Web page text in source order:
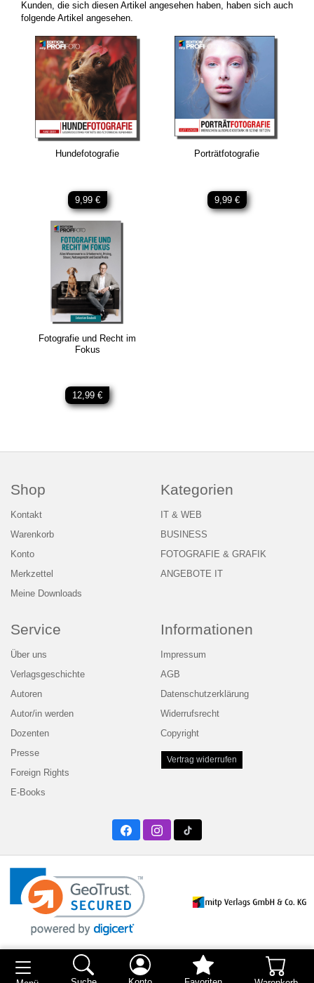
Kunden, die sich diesen Artikel angesehen haben, haben sich auch
folgende Artikel angesehen.
Hundefotografie
9,99 €
Porträtfotografie
9,99 €
Fotografie und Recht im
Fokus
12,99 €
Shop
Kontakt
Warenkorb
Konto
Merkzettel
Meine Downloads
Kategorien
IT & WEB
BUSINESS
FOTOGRAFIE & GRAFIK
ANGEBOTE IT
Service
Über uns
Verlagsgeschichte
Autoren
Autor/in werden
Dozenten
Presse
Foreign Rights
E-Books
Informationen
Impressum
AGB
Datenschutzerklärung
Widerrufsrecht
Copyright
Vertrag widerrufen
FacebookInstagramTwitter